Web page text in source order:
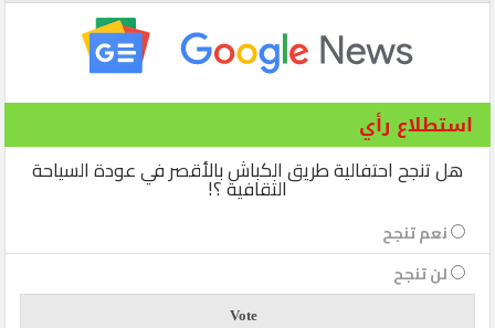
استطلاع رأي
هل تنجح احتفالية طريق الكباش بالأقصر في عودة السياحة
الثقافية ؟!
نعم تنجح
لن تنجح